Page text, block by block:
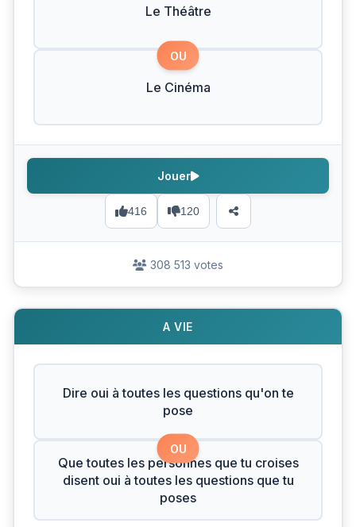
Le Théâtre
OU
Le Cinéma
416 120
Jouer
308 513 votes
A VIE
Dire oui à toutes les questions qu'on te
pose
OU
Que toutes les personnes que tu croises
disent oui à toutes les questions que tu
poses